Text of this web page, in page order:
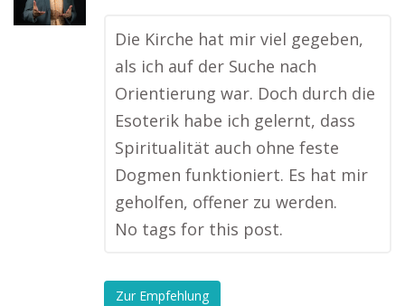
Die Kirche hat mir viel gegeben,
als ich auf der Suche nach
Orientierung war. Doch durch die
Esoterik habe ich gelernt, dass
Spiritualität auch ohne feste
Dogmen funktioniert. Es hat mir
geholfen, offener zu werden.
No tags for this post.
Zur Empfehlung